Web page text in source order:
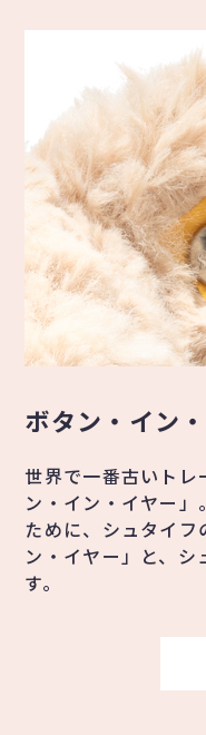
ボタン・イン
世界で一番古いトレ
ン・イン・イヤー
ために、シュタイフ
ン・イヤー」と、
す。